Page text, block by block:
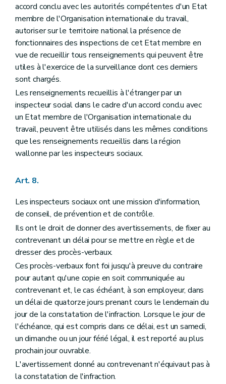
accord conclu avec les autorités compétentes d'un Etat
membre de l'Organisation internationale du travail,
autoriser sur le territoire national la présence de
fonctionnaires des inspections de cet Etat membre en
vue de recueillir tous renseignements qui peuvent être
utiles à l'exercice de la surveillance dont ces derniers
sont chargés.
Les renseignements recueillis à l'étranger par un
inspecteur social dans le cadre d'un accord conclu avec
un Etat membre de l'Organisation internationale du
travail, peuvent être utilisés dans les mêmes conditions
que les renseignements recueillis dans la région
wallonne par les inspecteurs sociaux.
Art. 8.
Les inspecteurs sociaux ont une mission d'information,
de conseil, de prévention et de contrôle.
Ils ont le droit de donner des avertissements, de fixer au
contrevenant un délai pour se mettre en règle et de
dresser des procès-verbaux.
Ces procès-verbaux font foi jusqu'à preuve du contraire
pour autant qu'une copie en soit communiquée au
contrevenant et, le cas échéant, à son employeur, dans
un délai de quatorze jours prenant cours le lendemain du
jour de la constatation de l'infraction. Lorsque le jour de
l'échéance, qui est compris dans ce délai, est un samedi,
un dimanche ou un jour férié légal, il est reporté au plus
prochain jour ouvrable.
L'avertissement donné au contrevenant n'équivaut pas à
la constatation de l'infraction.